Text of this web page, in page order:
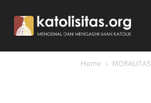
Home MORALITAS